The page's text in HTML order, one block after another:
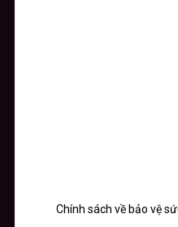
Chính sách về bảo vệ